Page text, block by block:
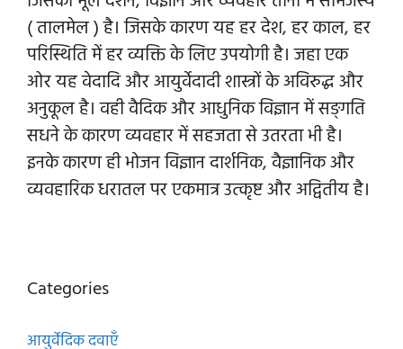
( तालमेल ) है। जिसके कारण यह हर देश, हर काल, हर
परिस्थिति में हर व्यक्ति के लिए उपयोगी है। जहा एक
ओर यह वेदादि और आयुर्वेदादी शास्त्रों के अविरुद्ध और
अनुकूल है। वही वैदिक और आधुनिक विज्ञान में सङ्गति
सधने के कारण व्यवहार में सहजता से उतरता भी है।
इनके कारण ही भोजन विज्ञान दार्शनिक, वैज्ञानिक और
व्यवहारिक धरातल पर एकमात्र उत्कृष्ट और अद्वितीय है।
Categories
आयुर्वेदिक दवाएँ